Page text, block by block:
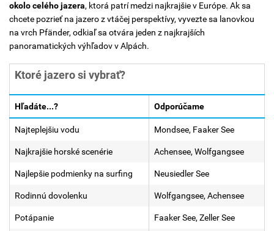
okolo celého jazera, ktorá patrí medzi najkrajšie v Európe. Ak sa
chcete pozrieť na jazero z vtáčej perspektívy, vyvezte sa lanovkou
na vrch Pfänder, odkiaľ sa otvára jeden z najkrajších
panoramatických výhľadov v Alpách.
Ktoré jazero si vybrať?
Hľadáte...? Odporúčame
Najteplejšiu vodu Mondsee, Faaker See
Najkrajšie horské scenérie Achensee, Wolfgangsee
Najlepšie podmienky na surfing Neusiedler See
Rodinnú dovolenku Wolfgangsee, Achensee
Potápanie Faaker See, Zeller See